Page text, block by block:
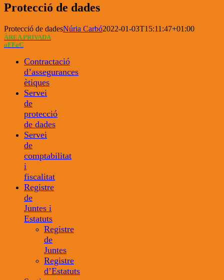
Protecció de dades
Protecció de dadesNúria Carbó2022-01-03T15:11:47+01:00
ÀREA PRIVADA
aFFaC
Contractació
d’assegurances
ètiques
Servei
de
protecció
de dades
Servei
de
comptabilitat
i
fiscalitat
Registre
de
Juntes i
Estatuts
Registre
de
Juntes
Registre
d’Estatuts